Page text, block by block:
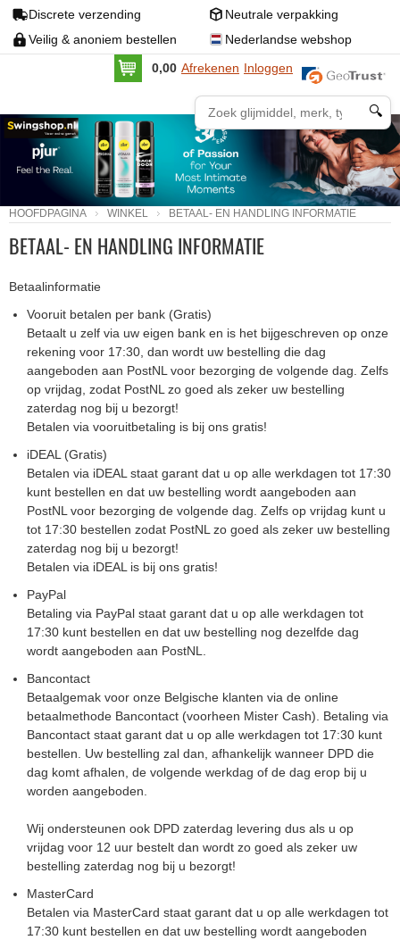
Discrete verzending
Neutrale verpakking
Veilig & anoniem bestellen
Nederlandse webshop
0,00 Afrekenen Inloggen
🔍
HOOFDPAGINA WINKEL BETAAL- EN HANDLING INFORMATIE
BETAAL- EN HANDLING INFORMATIE
Betaalinformatie
Vooruit betalen per bank (Gratis)
Betaalt u zelf via uw eigen bank en is het bijgeschreven op onze
rekening voor 17:30, dan wordt uw bestelling die dag
aangeboden aan PostNL voor bezorging de volgende dag. Zelfs
op vrijdag, zodat PostNL zo goed als zeker uw bestelling
zaterdag nog bij u bezorgt!
Betalen via vooruitbetaling is bij ons gratis!
iDEAL (Gratis)
Betalen via iDEAL staat garant dat u op alle werkdagen tot 17:30
kunt bestellen en dat uw bestelling wordt aangeboden aan
PostNL voor bezorging de volgende dag. Zelfs op vrijdag kunt u
tot 17:30 bestellen zodat PostNL zo goed als zeker uw bestelling
zaterdag nog bij u bezorgt!
Betalen via iDEAL is bij ons gratis!
PayPal
Betaling via PayPal staat garant dat u op alle werkdagen tot
17:30 kunt bestellen en dat uw bestelling nog dezelfde dag
wordt aangeboden aan PostNL.
Bancontact
Betaalgemak voor onze Belgische klanten via de online
betaalmethode Bancontact (voorheen Mister Cash). Betaling via
Bancontact staat garant dat u op alle werkdagen tot 17:30 kunt
bestellen. Uw bestelling zal dan, afhankelijk wanneer DPD die
dag komt afhalen, de volgende werkdag of de dag erop bij u
worden aangeboden.
Wij ondersteunen ook DPD zaterdag levering dus als u op
vrijdag voor 12 uur bestelt dan wordt zo goed als zeker uw
bestelling zaterdag nog bij u bezorgt!
MasterCard
Betalen via MasterCard staat garant dat u op alle werkdagen tot
17:30 kunt bestellen en dat uw bestelling wordt aangeboden